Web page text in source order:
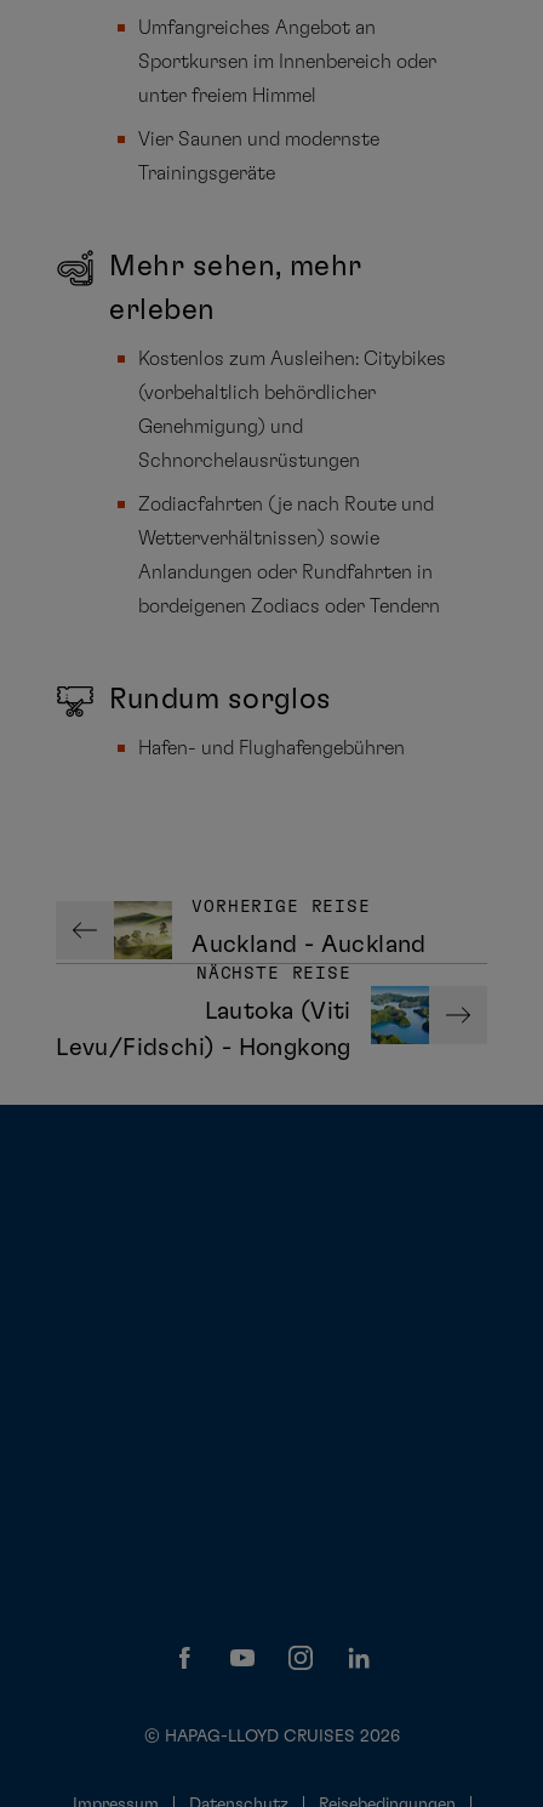
Umfangreiches Angebot an
Sportkursen im Innenbereich oder
unter freiem Himmel
Vier Saunen und modernste
Trainingsgeräte
Mehr sehen, mehr
erleben
Kostenlos zum Ausleihen: Citybikes
(vorbehaltlich behördlicher
Genehmigung) und
Schnorchelausrüstungen
Zodiacfahrten (je nach Route und
Wetterverhältnissen) sowie
Anlandungen oder Rundfahrten in
bordeigenen Zodiacs oder Tendern
Rundum sorglos
Hafen- und Flughafengebühren
VORHERIGE REISE
Auckland - Auckland
NÄCHSTE REISE
Lautoka (Viti
Levu/Fidschi) - Hongkong
© HAPAG-LLOYD CRUISES 2026